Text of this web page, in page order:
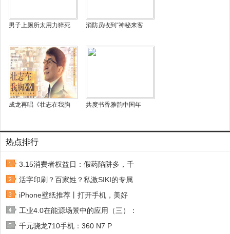
男子上厕所太用力猝死 消防员收到“神秘来客
成龙再唱《壮志在我胸 共度书香雅韵中国年
热点排行
3.15消费者权益日：假药陷阱多，千
活字印刷？百家姓？私激SIKI的专属
iPhone壁纸推荐丨打开手机，美好
工业4.0在能源场景中的应用（三）：
千元骁龙710手机：360 N7 P